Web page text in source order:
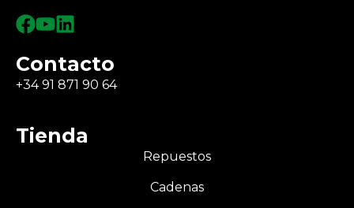
Contacto
+34 91 871 90 64
Tienda
Repuestos
Cadenas